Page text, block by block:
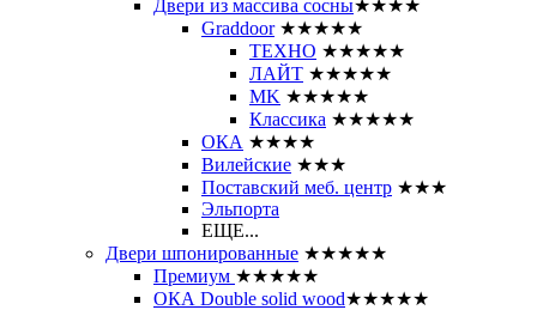
Двери из массива сосны★★★★
Graddoor ★★★★★
ТЕХНО ★★★★★
ЛАЙТ ★★★★★
MK ★★★★★
Классика ★★★★★
ОКА ★★★★
Вилейские ★★★
Поставский меб. центр ★★★
Эльпорта
ЕЩЕ...
Двери шпонированные ★★★★★
Премиум ★★★★★
ОКА Double solid wood★★★★★